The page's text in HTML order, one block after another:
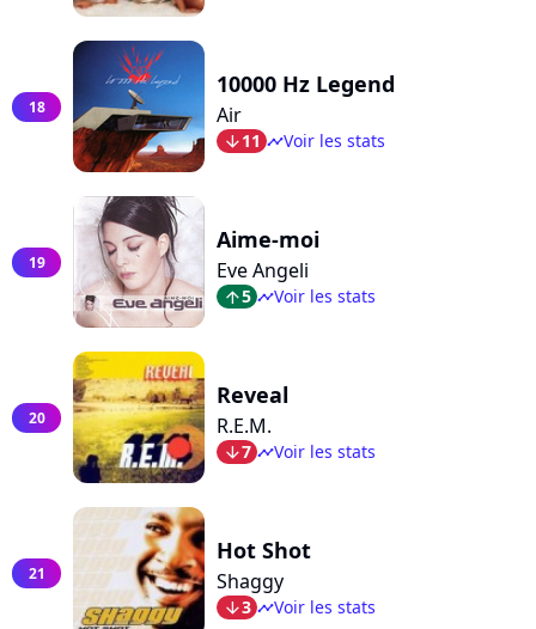
18
10000 Hz Legend
Air
arrow_bot11 timelineVoir les stats
19
Aime-moi
Eve Angeli
arrow_top5 timelineVoir les stats
20
Reveal
R.E.M.
arrow_bot7 timelineVoir les stats
21
Hot Shot
Shaggy
arrow_bot3 timelineVoir les stats